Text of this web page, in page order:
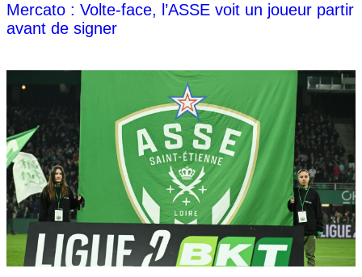
Mercato : Volte-face, l’ASSE voit un joueur partir
avant de signer